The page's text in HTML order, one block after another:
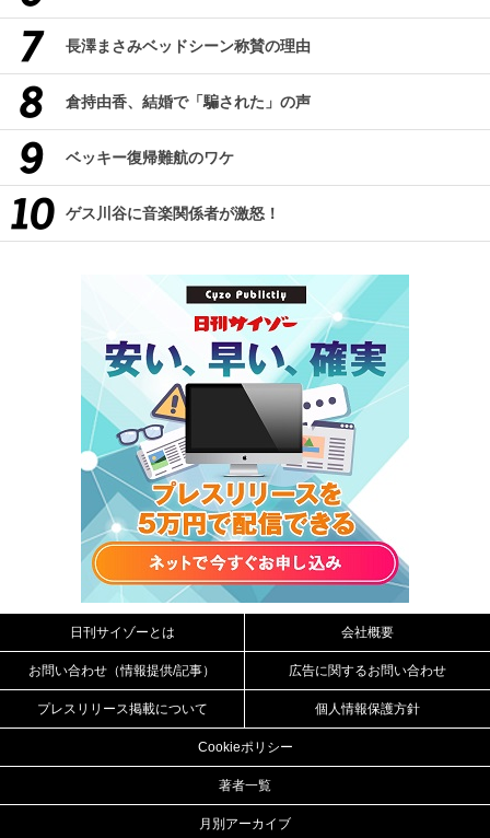
長澤まさみベッドシーン称賛の理由
倉持由香、結婚で「騙された」の声
ベッキー復帰難航のワケ
ゲス川谷に音楽関係者が激怒！
日刊サイゾーとは 会社概要
お問い合わせ（情報提供/記事） 広告に関するお問い合わせ
プレスリリース掲載について 個人情報保護方針
Cookieポリシー
著者一覧
月別アーカイブ